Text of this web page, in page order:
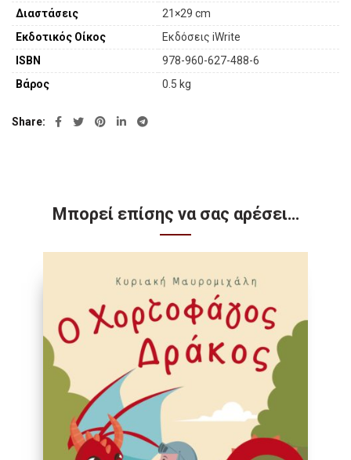
Διαστάσεις
21×29 cm
Εκδοτικός Οίκος
Εκδόσεις iWrite
ISBN
978-960-627-488-6
Βάρος
0.5 kg
Share
Μπορεί επίσης να σας αρέσει…